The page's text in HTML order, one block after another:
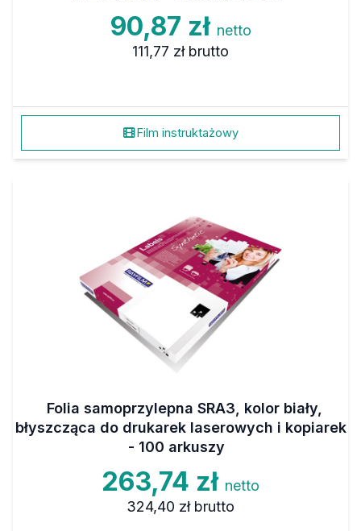
90,87 zł netto
111,77 zł brutto
Film instruktażowy
Folia samoprzylepna SRA3, kolor biały,
błyszcząca do drukarek laserowych i kopiarek
- 100 arkuszy
263,74 zł netto
324,40 zł brutto